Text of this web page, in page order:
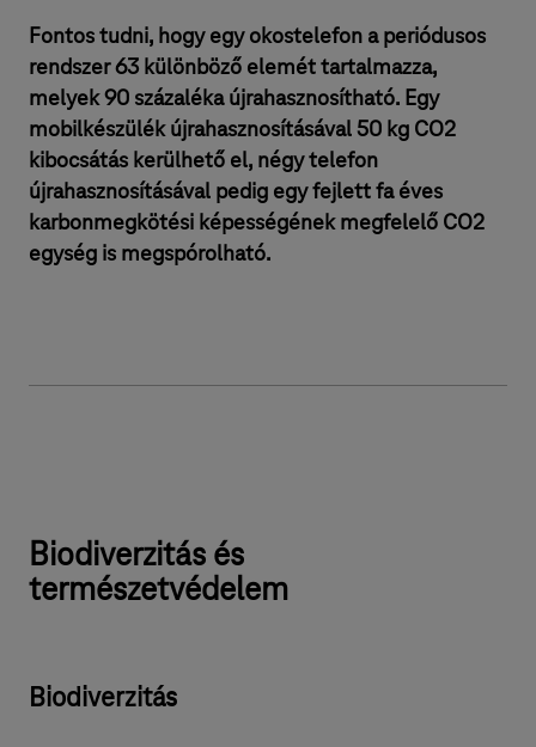
Fontos tudni, hogy egy okostelefon a periódusos
rendszer 63 különböző elemét tartalmazza,
melyek 90 százaléka újrahasznosítható. Egy
mobilkészülék újrahasznosításával 50 kg CO2
kibocsátás kerülhető el, négy telefon
újrahasznosításával pedig egy fejlett fa éves
karbonmegkötési képességének megfelelő CO2
egység is megspórolható.
Biodiverzitás és
természetvédelem
Biodiverzitás